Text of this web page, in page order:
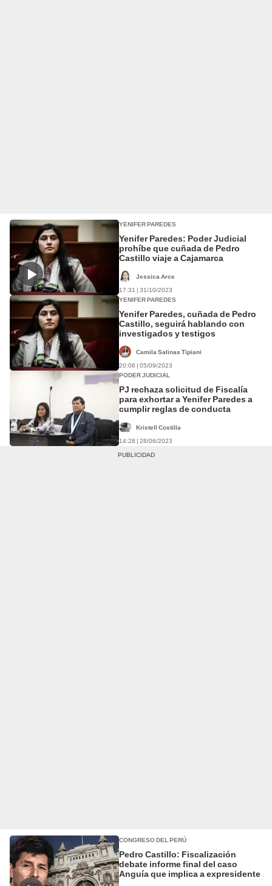
YENIFER PAREDES
Yenifer Paredes: Poder Judicial
prohíbe que cuñada de Pedro
Castillo viaje a Cajamarca
Jessica Arce
17:31 | 31/10/2023
YENIFER PAREDES
Yenifer Paredes, cuñada de Pedro
Castillo, seguirá hablando con
investigados y testigos
Camila Salinas Tipiani
20:06 | 05/09/2023
PODER JUDICIAL
PJ rechaza solicitud de Fiscalía
para exhortar a Yenifer Paredes a
cumplir reglas de conducta
Kristell Costilla
14:28 | 28/06/2023
CONGRESO DEL PERÚ
Pedro Castillo: Fiscalización
debate informe final del caso
Anguía que implica a expresidente